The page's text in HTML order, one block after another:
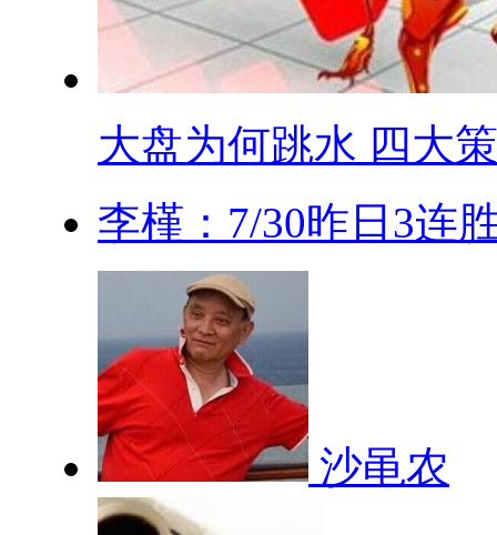
大盘为何跳水 四大
李槿：7/30昨日3连
沙黾农